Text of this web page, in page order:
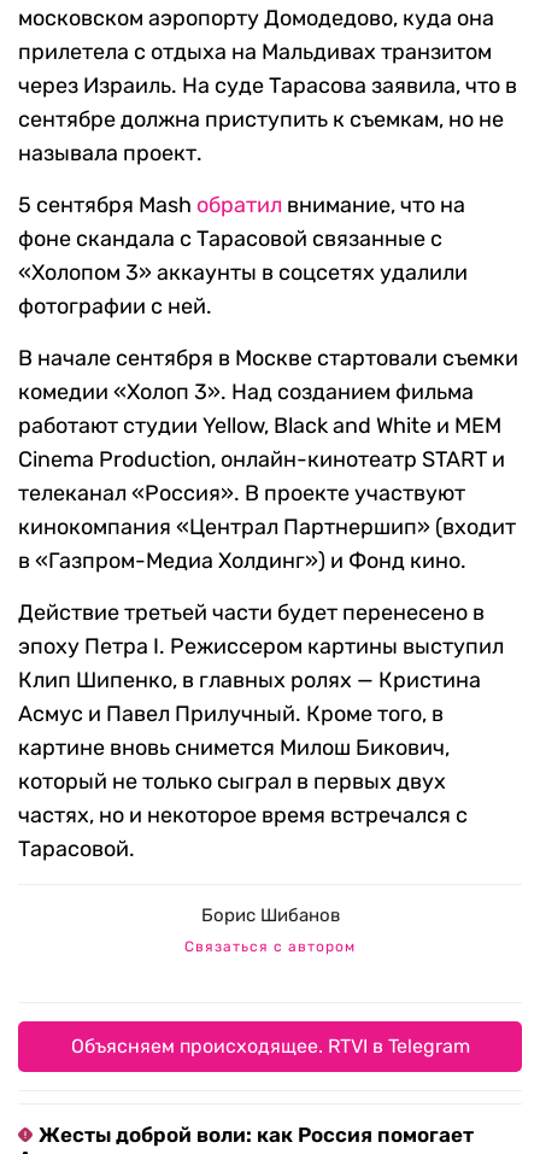
московском аэропорту Домодедово, куда она
прилетела с отдыха на Мальдивах транзитом
через Израиль. На суде Тарасова заявила, что в
сентябре должна приступить к съемкам, но не
называла проект.
5 сентября Mash обратил внимание, что на
фоне скандала с Тарасовой связанные с
«Холопом 3» аккаунты в соцсетях удалили
фотографии с ней.
В начале сентября в Москве стартовали съемки
комедии «Холоп 3». Над созданием фильма
работают студии Yellow, Black and White и MEM
Cinema Production, онлайн-кинотеатр START и
телеканал «Россия». В проекте участвуют
кинокомпания «Централ Партнершип» (входит
в «Газпром-Медиа Холдинг») и Фонд кино.
Действие третьей части будет перенесено в
эпоху Петра I. Режиссером картины выступил
Клип Шипенко, в главных ролях — Кристина
Асмус и Павел Прилучный. Кроме того, в
картине вновь снимется Милош Бикович,
который не только сыграл в первых двух
частях, но и некоторое время встречался с
Тарасовой.
Борис Шибанов
Связаться с автором
Объясняем происходящее. RTVI в Telegram
Жесты доброй воли: как Россия помогает